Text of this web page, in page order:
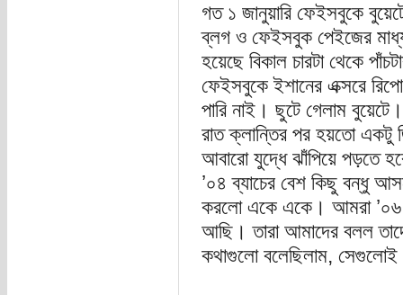
গত ১ জানুয়ারি ফেইসবুকে
ব্লগ ও ফেইসবুক পেইজের
হয়েছে বিকাল চারটা থেকে
ফেইসবুকে ইশানের এক্সরে
পারি নাই। ছুটে গেলাম
রাত ক্লান্তির পর হয়তো একটু
আবারো যুদ্ধে ঝাঁপিয়ে পড়তে
’০৪ ব্যাচের বেশ কিছু বন্ধু
করলো একে একে। আমরা ’০৬
আছি। তারা আমাদের বলল
কথাগুলো বলেছিলাম,